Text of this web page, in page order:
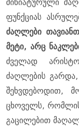
მინიატურული
ფუნქციას
ძაღლები
მეტი, არც
ძველად
ძაღლების გარდა,
შეხვდებოდით,
ცხოველს, რომლის
გაცილებით